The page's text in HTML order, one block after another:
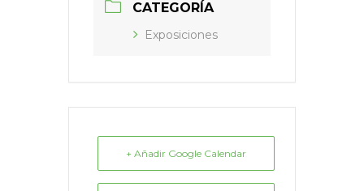
CATEGORÍA
Exposiciones
+ Añadir Google Calendar